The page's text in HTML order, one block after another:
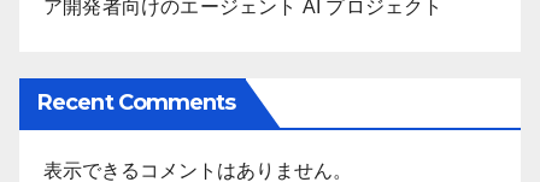
ア開発者向けのエージェント AI プロジェクト
Recent Comments
表示できるコメントはありません。